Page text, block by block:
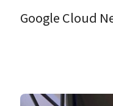
Insight
Company
調査 / レポート
Google Cloud